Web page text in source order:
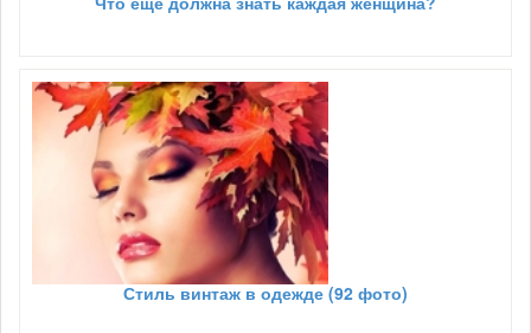
Стиль винтаж в одежде (92 фото)